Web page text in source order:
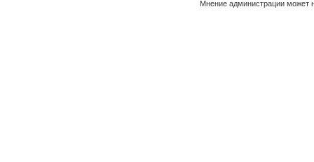
Мнение администрации может